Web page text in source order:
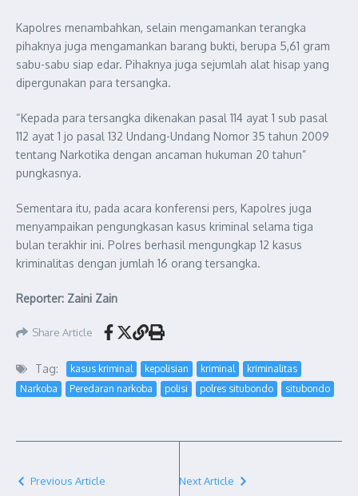
Kapolres menambahkan, selain mengamankan terangka
pihaknya juga mengamankan barang bukti, berupa 5,61 gram
sabu-sabu siap edar. Pihaknya juga sejumlah alat hisap yang
dipergunakan para tersangka.
“Kepada para tersangka dikenakan pasal 114 ayat 1 sub pasal
112 ayat 1 jo pasal 132 Undang-Undang Nomor 35 tahun 2009
tentang Narkotika dengan ancaman hukuman 20 tahun”
pungkasnya.
Sementara itu, pada acara konferensi pers, Kapolres juga
menyampaikan pengungkasan kasus kriminal selama tiga
bulan terakhir ini. Polres berhasil mengungkap 12 kasus
kriminalitas dengan jumlah 16 orang tersangka.
Reporter: Zaini Zain
Share Article
Tag: kasus kriminal kepolisian kriminal
kriminalitas
Narkoba
Peredaran narkoba polisi polres situbondo situbondo
Previous Article Next Article